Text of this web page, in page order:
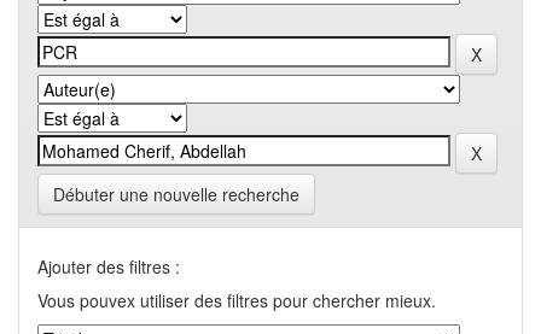
Débuter une nouvelle recherche
Ajouter des filtres :
Vous pouvex utiliser des filtres pour chercher mieux.